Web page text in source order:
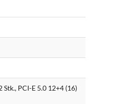
Stk., PCI-E 5.0 12+4 (16)